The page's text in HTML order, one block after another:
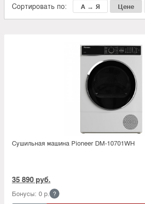
Сортировать по: А → Я Цене
Сушильная машина Pioneer DM-10701WH
35 890 руб.
Бонусы: 0 р. ?